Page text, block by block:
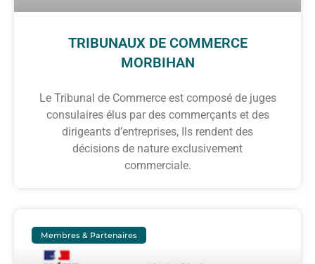
TRIBUNAUX DE COMMERCE
MORBIHAN
Le Tribunal de Commerce est composé de juges
consulaires élus par des commerçants et des
dirigeants d’entreprises, Ils rendent des
décisions de nature exclusivement
commerciale.
Membres & Partenaires